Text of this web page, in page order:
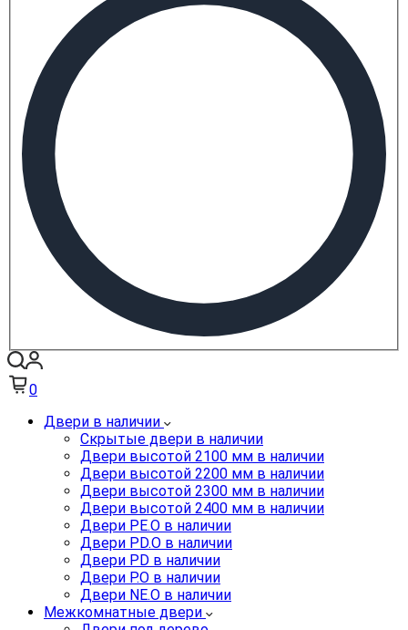
0
Двери в наличии
Скрытые двери в наличии
Двери высотой 2100 мм в наличии
Двери высотой 2200 мм в наличии
Двери высотой 2300 мм в наличии
Двери высотой 2400 мм в наличии
Двери PE.O в наличии
Двери PD.O в наличии
Двери PD в наличии
Двери P.O в наличии
Двери NE.O в наличии
Межкомнатные двери